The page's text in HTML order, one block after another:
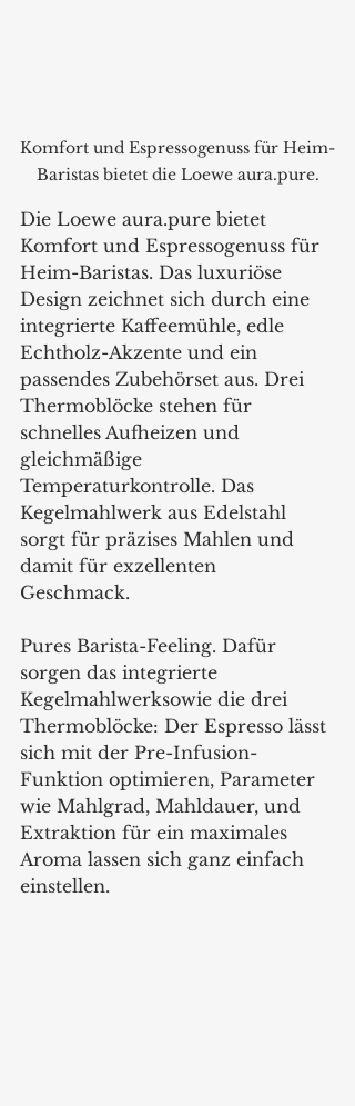
Komfort und Espressogenuss für Heim-
Baristas bietet die Loewe aura.pure.
Die Loewe aura.pure bietet
Komfort und Espressogenuss für
Heim-Baristas. Das luxuriöse
Design zeichnet sich durch eine
integrierte Kaffeemühle, edle
Echtholz-Akzente und ein
passendes Zubehörset aus. Drei
Thermoblöcke stehen für
schnelles Aufheizen und
gleichmäßige
Temperaturkontrolle. Das
Kegelmahlwerk aus Edelstahl
sorgt für präzises Mahlen und
damit für exzellenten
Geschmack.
Pures Barista-Feeling. Dafür
sorgen das integrierte
Kegelmahlwerksowie die drei
Thermoblöcke: Der Espresso lässt
sich mit der Pre-Infusion-
Funktion optimieren, Parameter
wie Mahlgrad, Mahldauer, und
Extraktion für ein maximales
Aroma lassen sich ganz einfach
einstellen.